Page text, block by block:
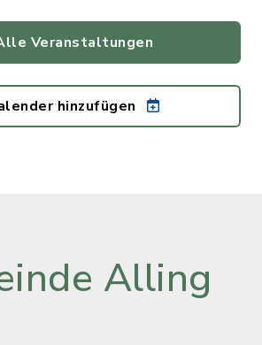
Veranstaltungen
hinzufügen
Alling